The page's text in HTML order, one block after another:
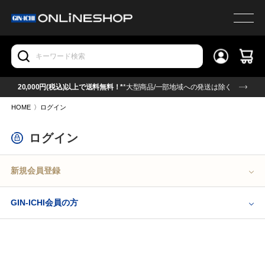
20,000円(税込)以上で送料無料！**大型商品/一部地域への発送は除く
HOME 〉 ログイン
ログイン
新規会員登録
GIN-ICHI会員の方